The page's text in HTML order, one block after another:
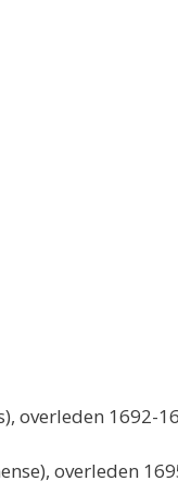
overleden 1692-
overleden